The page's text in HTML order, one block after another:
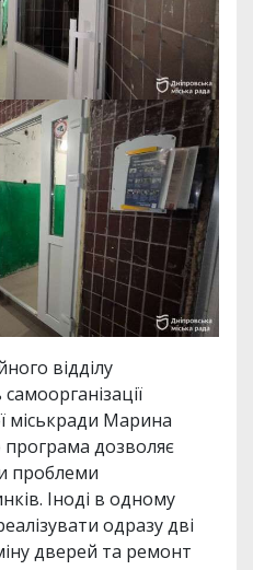
відділу
міськради Марина
програма дозволяє
проблеми
Іноді в одному
одразу дві
дверей та ремонт